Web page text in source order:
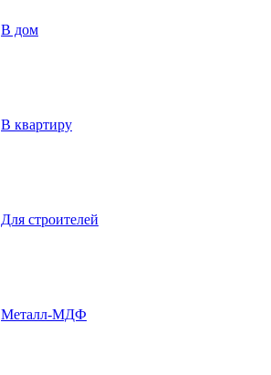
В дом
В квартиру
Для строителей
Металл-МДФ